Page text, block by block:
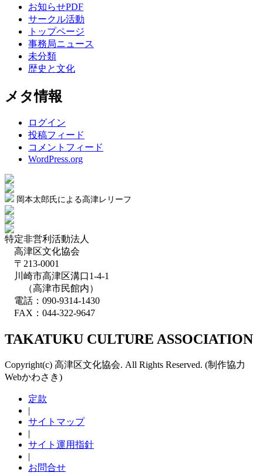
お知らせPDF
サークル活動
トップページ
事務局ニュース
未分類
歴史と文化
メタ情報
ログイン
投稿フィード
コメントフィード
WordPress.org
岡本太郎氏による高津レリーフ
特定非営利活動法人
高津区文化協会
〒213-0001
川崎市高津区溝口1-4-1
（高津市民館内）
電話：090-9314-1430
FAX：044-322-9647
TAKATUKU CULTURE ASSOCIATION
Copyright(c) 高津区文化協会. All Rights Reserved. (制作協力
Webかわさき)
定款
|
サイトマップ
|
サイト運用指針
|
お問合せ